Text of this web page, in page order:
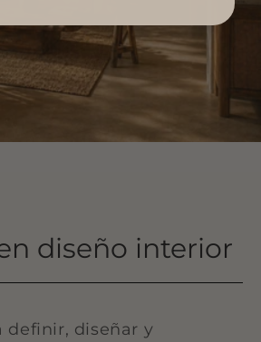
diseño interior
definir, diseñar y